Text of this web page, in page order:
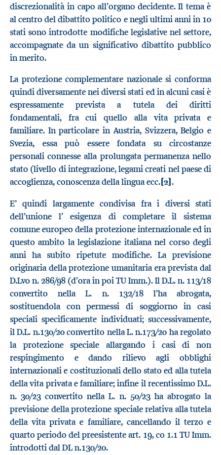
discrezionalità in capo all’organo decidente. Il tema è
al centro del dibattito politico e negli ultimi anni in 10
stati sono introdotte modifiche legislative nel settore,
accompagnate da un significativo dibattito pubblico
in merito.
La protezione complementare nazionale si conforma
quindi diversamente nei diversi stati ed in alcuni casi è
espressamente prevista a tutela dei diritti
fondamentali, fra cui quello alla vita privata e
familiare. In particolare in Austria, Svizzera, Belgio e
Svezia, essa può essere fondata su circostanze
personali connesse alla prolungata permanenza nello
stato (livello di integrazione, legami creati nel paese di
accoglienza, conoscenza della lingua ecc.[2].
E’ quindi largamente condivisa fra i diversi stati
dell’unione l’ esigenza di completare il sistema
comune europeo della protezione internazionale ed in
questo ambito la legislazione italiana nel corso degli
anni ha subito ripetute modifiche. La previsione
originaria della protezione umanitaria era prevista dal
D.Lvo n. 286/98 (d’ora in poi TU Imm.). Il D.L. n. 113/18
convertito nella L. n. 132/18 l’ha abrogata,
sostituendola con permessi di soggiorno in casi
speciali specificamente individuati; successivamente,
il D.L. n.130/20 convertito nella L. n.173/20 ha regolato
la protezione speciale allargando i casi di non
respingimento e dando rilievo agli obblighi
internazionali e costituzionali dello stato ed alla tutela
della vita privata e familiare; infine il recentissimo D.L.
n. 30/23 convertito nella L. n. 50/23 ha abrogato la
previsione della protezione speciale relativa alla tutela
della vita privata e familiare, cancellando il terzo e
quarto periodo del preesistente art. 19, co 1.1 TU Imm.
introdotti dal DL n.130/20.